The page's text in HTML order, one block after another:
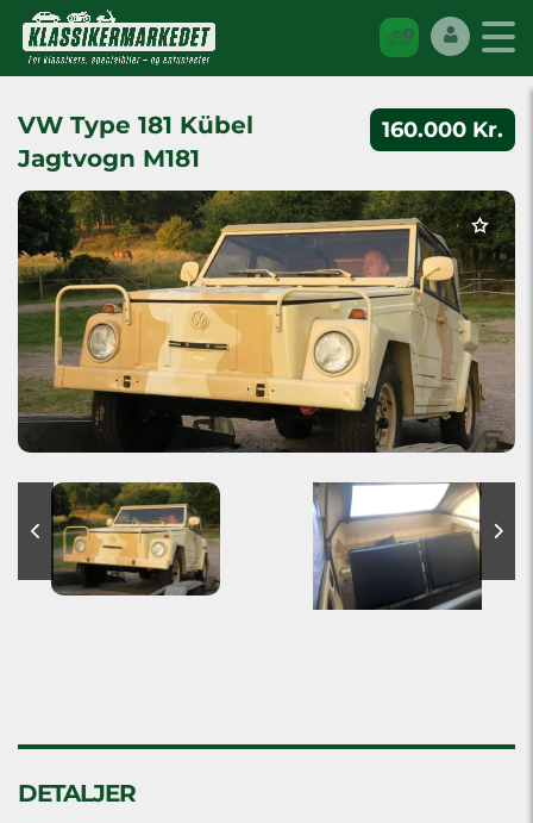
160.000 Kr.
VW Type 181 Kübel
Jagtvogn M181
DETALJER